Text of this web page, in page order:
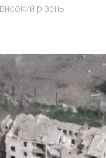
рівень